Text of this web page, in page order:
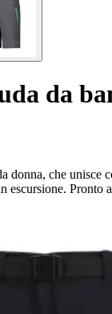
da
donna, che unisce
escursione. Pronto